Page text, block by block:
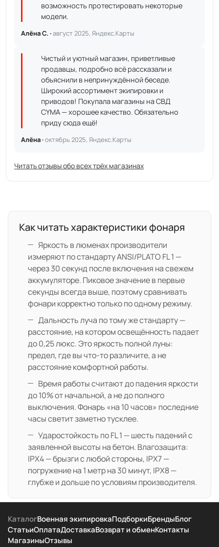
возможность протестировать некоторые
модели.
Алёна С. ·август 2025, Яндекс.Карты
Чистый и уютный магазин, приветливые
продавцы, подробно всё рассказали и
объяснили в непринуждённой беседе.
Широкий ассортимент экипировки и
приводов! Покупала магазины на СВД
CYMA — хорошее качество. Обязательно
приду сюда ещё!
Алёна ·октябрь 2025, Яндекс.Карты
Читать отзывы обо всех трёх магазинах
Как читать характеристики фонаря
Яркость в люменах производители
измеряют по стандарту ANSI/PLATO FL 1 —
через 30 секунд после включения на свежем
аккумуляторе. Пиковое значение в первые
секунды всегда выше, поэтому сравнивать
фонари корректно только по одному режиму.
Дальность луча по тому же стандарту —
расстояние, на котором освещённость падает
до 0,25 люкс. Это яркость полной луны:
предел, где вы что-то различите, а не
расстояние комфортной работы.
Время работы считают до падения яркости
до 10% от начальной, а не до полного
выключения. Фонарь «на 10 часов» последние
часы светит заметно тусклее.
Ударостойкость по FL 1 — шесть падений с
заявленной высоты на бетон. Влагозащита:
IPX4 — брызги с любой стороны, IPX7 —
погружение на 1 метр на 30 минут, IPX8 —
глубже и дольше по условиям производителя.
КаталогВоенная экипировкаПодборкиБрендыБлог
СтатьиОплатаДоставкаВозврат и обменКонтакты
МагазиныОтзывы